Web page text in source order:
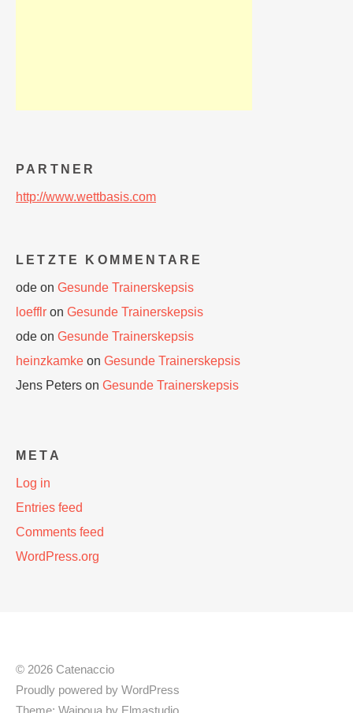
PARTNER
http://www.wettbasis.com
LETZTE KOMMENTARE
ode on Gesunde Trainerskepsis
loefflr on Gesunde Trainerskepsis
ode on Gesunde Trainerskepsis
heinzkamke on Gesunde Trainerskepsis
Jens Peters on Gesunde Trainerskepsis
META
Log in
Entries feed
Comments feed
WordPress.org
© 2026 Catenaccio
Proudly powered by WordPress
Theme: Waipoua by Elmastudio